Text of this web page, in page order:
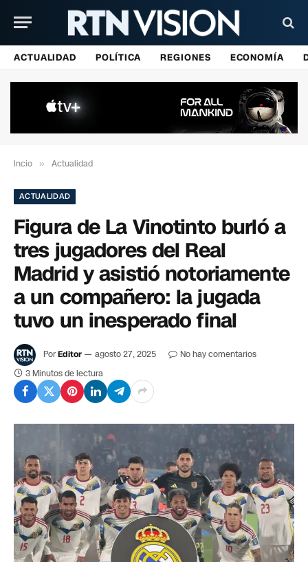
ACTUALIDAD POLÍTICA REGIONES ECONOMÍA
Incio » Actualidad
ACTUALIDAD
Figura de La Vinotinto burló a
tres jugadores del Real
Madrid y asistió notoriamente
a un compañero: la jugada
tuvo un inesperado final
PorEditor agosto 27, 2025
No hay comentarios
3 Minutos de lectura